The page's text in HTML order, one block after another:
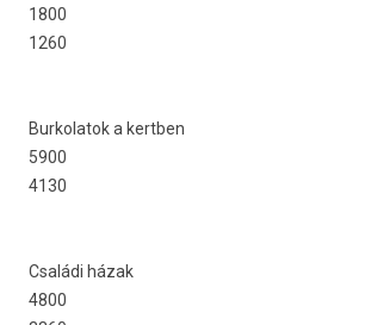
1800
1260
Bur­kolatok a kertb­en
5900
4130
Családi házak
4800